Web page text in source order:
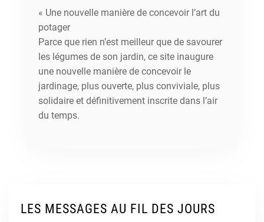
« Une nouvelle manière de concevoir l’art du
potager
Parce que rien n’est meilleur que de savourer
les légumes de son jardin, ce site inaugure
une nouvelle manière de concevoir le
jardinage, plus ouverte, plus conviviale, plus
solidaire et définitivement inscrite dans l’air
du temps.
LES MESSAGES AU FIL DES JOURS